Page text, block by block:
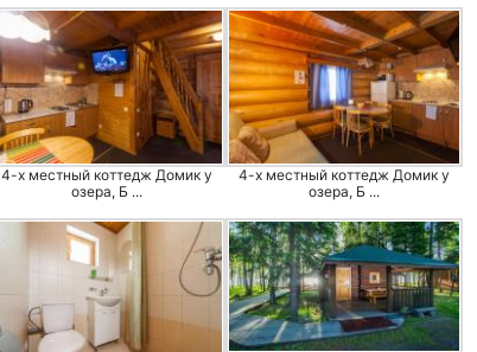
4-х местный коттедж Домик у
озера, Б ...
4-х местный коттедж Домик у
озера, Б ...